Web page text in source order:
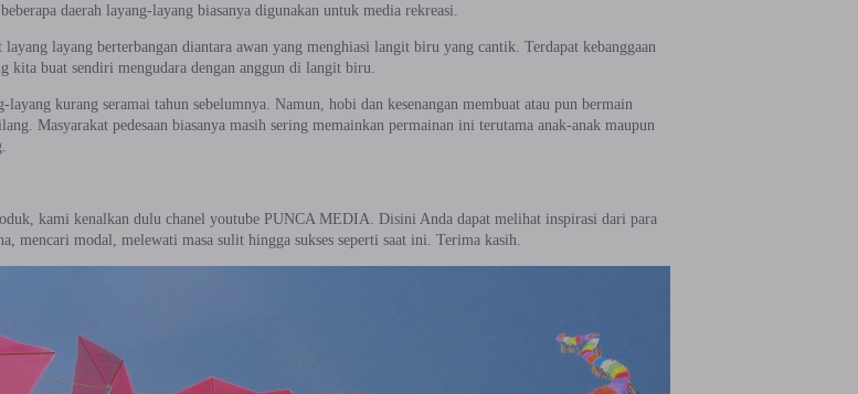
daerah layang-layang biasanya digunakan untuk media rekreasi.
layang layang berterbangan diantara awan yang menghiasi langit biru yang cantik. Terdapat kebanggaan
kita buat sendiri mengudara dengan anggun di langit biru.
kurang seramai tahun sebelumnya. Namun, hobi dan kesenangan membuat atau pun bermain
Masyarakat pedesaan biasanya masih sering memainkan permainan ini terutama anak-anak maupun
kami kenalkan dulu chanel youtube PUNCA MEDIA. Disini Anda dapat melihat inspirasi dari para
mencari modal, melewati masa sulit hingga sukses seperti saat ini. Terima kasih.